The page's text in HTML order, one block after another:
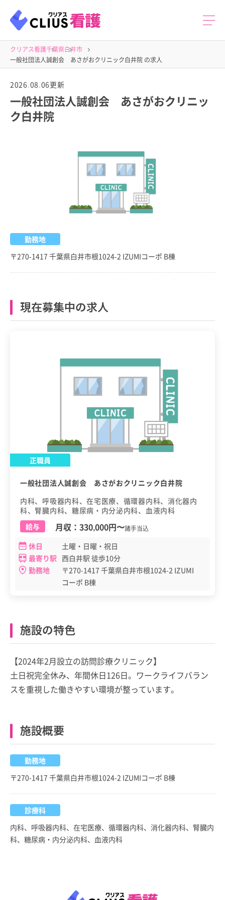
クリアス看護千葉県白井市
一般社団法人誠創会 あさがおクリニック白井院 の求人
2026.08.06更新
一般社団法人誠創会 あさがおクリニッ
ク白井院
勤務地
〒270-1417 千葉県白井市根1024-2 IZUMIコーポ B棟
現在募集中の求人
正職員
一般社団法人誠創会 あさがおクリニック白井院
内科、呼吸器内科、在宅医療、循環器内科、消化器内
科、腎臓内科、糖尿病・内分泌内科、血液内科
給与
月収： 330,000円〜諸手当込
休日
土曜・日曜・祝日
最寄り駅 西白井駅 徒歩10分
勤務地
〒270-1417 千葉県白井市根1024-2 IZUMI
コーポ B棟
施設の特色
【2024年2月設立の訪問診療クリニック】
土日祝完全休み、年間休日126日。ワークライフバラン
スを重視した働きやすい環境が整っています。
施設概要
勤務地
〒270-1417 千葉県白井市根1024-2 IZUMIコーポ B棟
診療科
内科、呼吸器内科、在宅医療、循環器内科、消化器内科、腎臓内
科、糖尿病・内分泌内科、血液内科